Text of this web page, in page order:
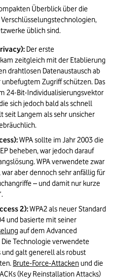
Überblick über die
üblich sind.
Der erste
zeitgleich mit der Etablierung
drahtlosen Datenaustausch ab
Zugriff schützen. Das
24-Bit-Individualisierungsvektor
sich jedoch bald als schnell
seit Langem als sehr unsicher
WPA sollte im Jahr 2003 die
beheben, war jedoch darauf
WPA verwendete zwar
aber dennoch sehr anfällig für
– und damit nur kurze
2): WPA2 als neuer Standard
auf dem Advanced
Die Technologie verwendete
galt generell als robust
Brute-Force-Attacken und die
(Key Reinstallation Attacks)